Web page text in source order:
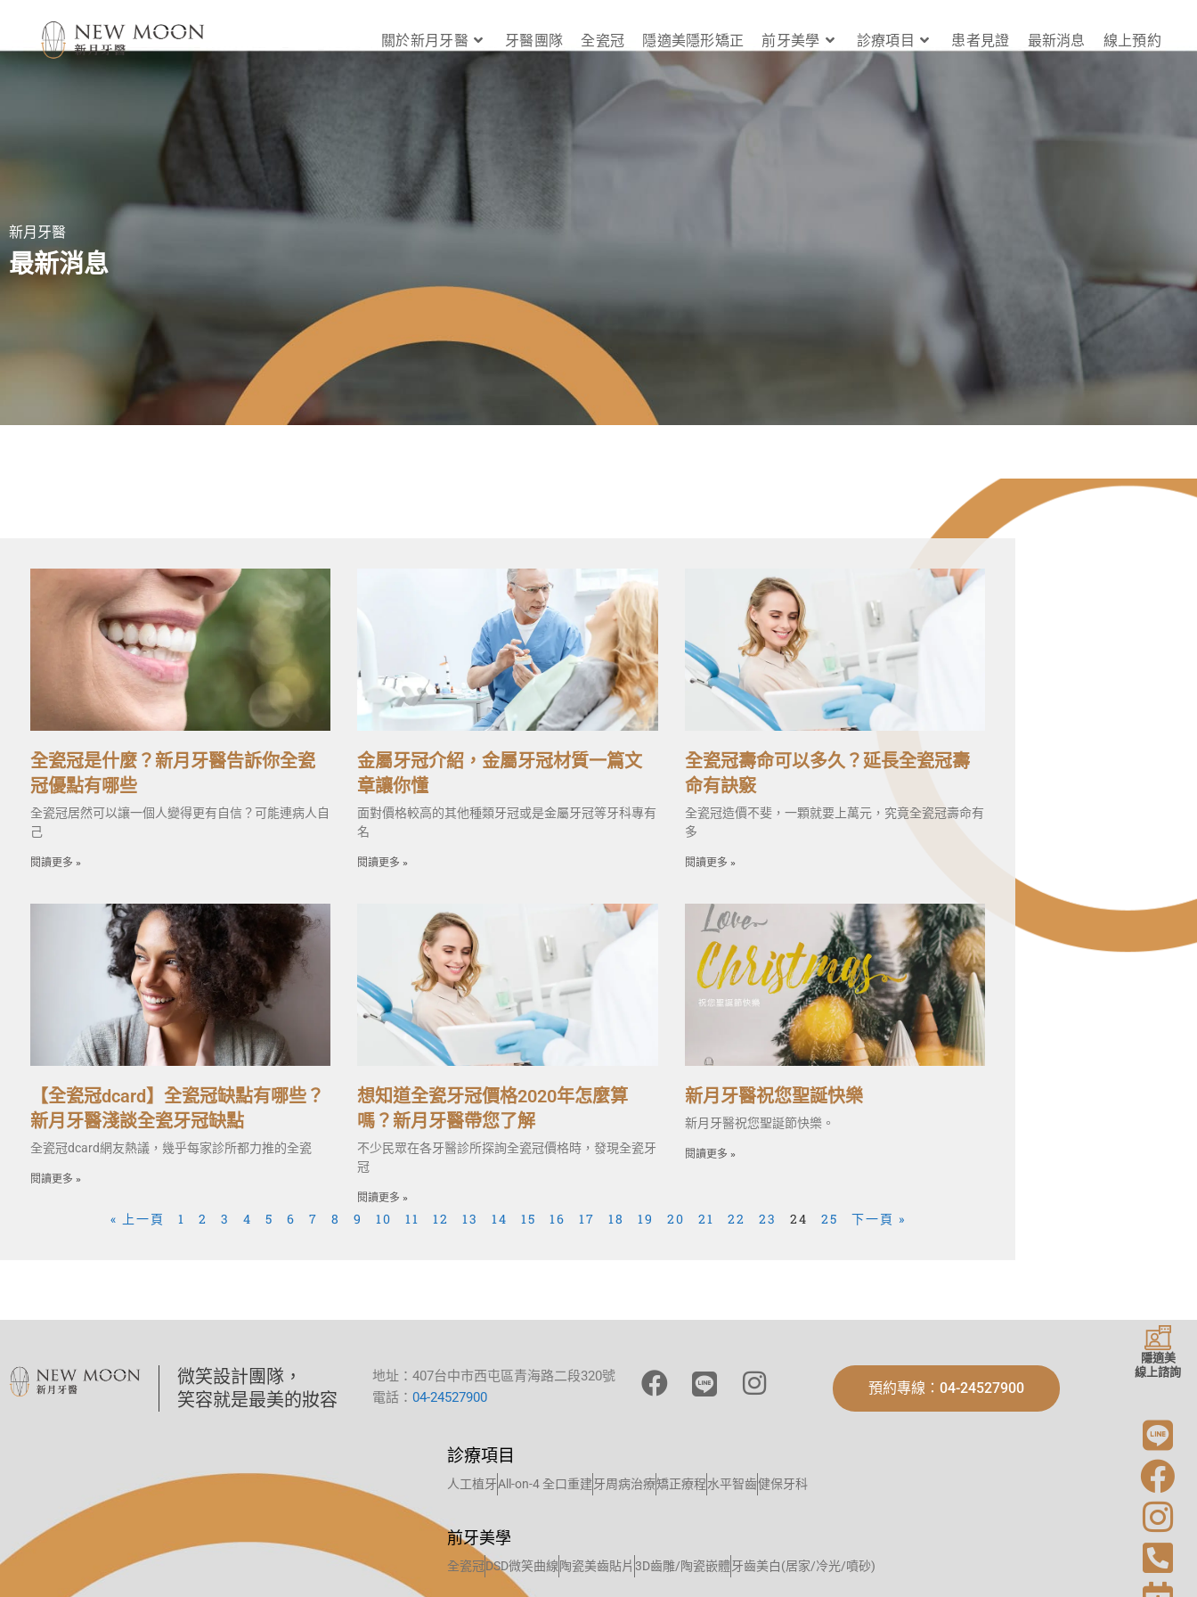
關於新月牙醫 牙醫團隊 全瓷冠 隱適美隱形矯正 前牙美學 診療項目 患者見證 最新消息 線上預約
新月牙醫
最新消息
全瓷冠是什麼？新月牙醫告訴你全瓷
冠優點有哪些
全瓷冠居然可以讓一個人變得更有自信？可能連病人自
己
閱讀更多 »
金屬牙冠介紹，金屬牙冠材質一篇文
章讓你懂
面對價格較高的其他種類牙冠或是金屬牙冠等牙科專有
名
閱讀更多 »
全瓷冠壽命可以多久？延長全瓷冠壽
命有訣竅
全瓷冠造價不斐，一顆就要上萬元，究竟全瓷冠壽命有
多
閱讀更多 »
【全瓷冠dcard】全瓷冠缺點有哪些？
新月牙醫淺談全瓷牙冠缺點
全瓷冠dcard網友熱議，幾乎每家診所都力推的全瓷
閱讀更多 »
想知道全瓷牙冠價格2020年怎麼算
嗎？新月牙醫帶您了解
不少民眾在各牙醫診所探詢全瓷冠價格時，發現全瓷牙
冠
閱讀更多 »
新月牙醫祝您聖誕快樂
新月牙醫祝您聖誕節快樂。
閱讀更多 »
« 上一頁 1 2 3 4 5 6 7 8 9 10 11 12 13 14 15 16 17 18 19 20 21 22 23 24 25 下一頁 »
微笑設計團隊，
笑容就是最美的妝容
地址：407台中市西屯區青海路二段320號
電話： 04-24527900
預約專線：04-24527900
診療項目
人工植牙All-on-4 全口重建牙周病治療矯正療程水平智齒健保牙科
前牙美學
全瓷冠DSD微笑曲線 陶瓷美齒貼片 3D齒雕/陶瓷嵌體牙齒美白(居家/冷光/噴砂)
隱適美
線上諮詢